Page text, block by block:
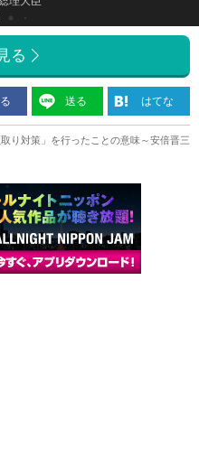
る
送る はてな
り対策」を行ったことの意味～安倍晋三